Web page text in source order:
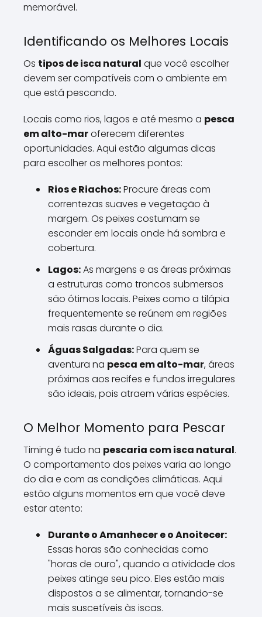
memorável.
Identificando os Melhores Locais
Os tipos de isca natural que você escolher
devem ser compatíveis com o ambiente em
que está pescando.
Locais como rios, lagos e até mesmo a pesca
em alto-maroferecem diferentes
oportunidades. Aqui estão algumas dicas
para escolher os melhores pontos:
Rios e Riachos:Procure áreas com
correntezas suaves e vegetação à
margem. Os peixes costumam se
esconder em locais onde há sombra e
cobertura.
Lagos:As margens e as áreas próximas
a estruturas como troncos submersos
são ótimos locais. Peixes como a tilápia
frequentemente se reúnem em regiões
mais rasas durante o dia.
Águas Salgadas:Para quem se
aventura na pesca em alto-mar, áreas
próximas aos recifes e fundos irregulares
são ideais, pois atraem várias espécies.
O Melhor Momento para Pescar
Timing é tudo na pescaria com isca natural.
O comportamento dos peixes varia ao longo
do dia e com as condições climáticas. Aqui
estão alguns momentos em que você deve
estar atento:
Durante o Amanhecer e o Anoitecer:
Essas horas são conhecidas como
"horas de ouro", quando a atividade dos
peixes atinge seu pico. Eles estão mais
dispostos a se alimentar, tornando-se
mais suscetíveis às iscas.